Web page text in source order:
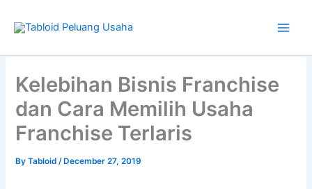
Kelebihan Bisnis Franchise
dan Cara Memilih Usaha
Franchise Terlaris
ByTabloid/ December 27, 2019
your
email…